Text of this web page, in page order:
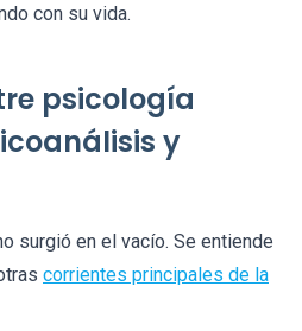
con su vida.
psicología
y
surgió en el vacío. Se entiende
corrientes principales de la